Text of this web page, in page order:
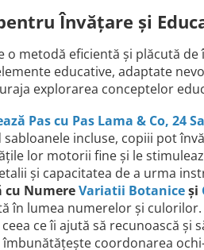
Învățare și
o metodă eficientă și plăcută
educative, adaptate
explorarea conceptelor
Pas cu Pas Lama & Co, 24
incluse, copiii pot
lor motorii fine și le
și capacitatea de a urma
cu NumereVariatii Botaniceși
în lumea numerelor și
ce îi ajută să recunoască și
coordonarea